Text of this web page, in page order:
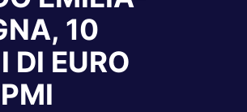
10
DI EURO